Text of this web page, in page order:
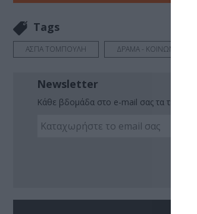
Tags
ΑΣΠΑ ΤΟΜΠΟΥΛΗ ΔΡΑΜΑ - ΚΟΙΝΩΝΙΚΟ -
Newsletter
Κάθε βδομάδα στο e-mail σας τα